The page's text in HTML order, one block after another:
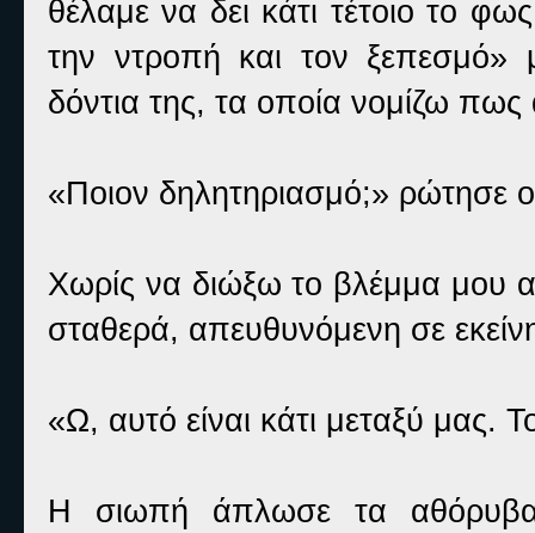
θέλαμε να δει κάτι τέτοιο το
την ντροπή και τον
δόντια της, τα οποία νομίζω
«Ποιον δηλητηριασμό;» ρώτησε
Χωρίς να διώξω το βλέμμα μου
σταθερά, απευθυνόμενη σε
«Ω, αυτό είναι κάτι μεταξύ μας.
Η σιωπή άπλωσε τα